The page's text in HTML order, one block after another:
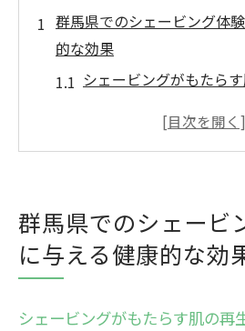
群馬県でのシェービング体
的な効果
シェービングがもたら
毛穴の汚れを除去する
シェービングが肌トラ
日常的なスキンケアとシ
プロの技術で引き出す群馬県
群馬県でのシェービ
に与える健康的な効
シェービングがもたらす肌の再